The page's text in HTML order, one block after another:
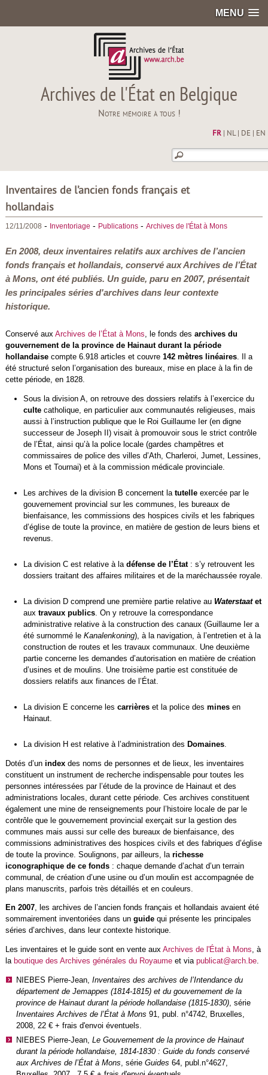
MENU
Archives de l'État en Belgique
Notre mémoire à tous !
FR| NL| DE EN
Inventaires de l’ancien fonds français et
hollandais
12/11/2008 - Inventoriage - Publications- Archives de l'État à Mons
En 2008, deux inventaires relatifs aux archives de l’ancien
fonds français et hollandais, conservé aux Archives de l’État
à Mons, ont été publiés. Un guide, paru en 2007, présentait
les principales séries d'archives dans leur contexte
historique.
Conservé aux Archives de l’État à Mons, le fonds des archives du
gouvernement de la province de Hainaut durant la période
hollandaisecompte 6.918 articles et couvre 142 mètres linéaires. Il a
été structuré selon l’organisation des bureaux, mise en place à la fin de
cette période, en 1828.
Sous la division A, on retrouve des dossiers relatifs à l’exercice du
culte catholique, en particulier aux communautés religieuses, mais
aussi à l’instruction publique que le Roi Guillaume Ier (en digne
successeur de Joseph II) visait à promouvoir sous le strict contrôle
de l’État, ainsi qu’à la police locale (gardes champêtres et
commissaires de police des villes d’Ath, Charleroi, Jumet, Lessines,
Mons et Tournai) et à la commission médicale provinciale.
Les archives de la division B concernent la tutelle exercée par le
gouvernement provincial sur les communes, les bureaux de
bienfaisance, les commissions des hospices civils et les fabriques
d’église de toute la province, en matière de gestion de leurs biens et
revenus.
La division C est relative à la défense de l’État: s’y retrouvent les
dossiers traitant des affaires militaires et de la maréchaussée royale.
La division D comprend une première partie relative au Waterstaatet
aux travaux publics. On y retrouve la correspondance
administrative relative à la construction des canaux (Guillaume Ier a
été surnommé le Kanalenkoning), à la navigation, à l’entretien et à la
construction de routes et les travaux communaux. Une deuxième
partie concerne les demandes d’autorisation en matière de création
d’usines et de moulins. Une troisième partie est constituée de
dossiers relatifs aux finances de l’État.
La division E concerne les carrières et la police des mines en
Hainaut.
La division H est relative à l’administration des Domaines.
Dotés d’un index des noms de personnes et de lieux, les inventaires
constituent un instrument de recherche indispensable pour toutes les
personnes intéressées par l’étude de la province de Hainaut et des
administrations locales, durant cette période. Ces archives constituent
également une mine de renseignements pour l’histoire locale de par le
contrôle que le gouvernement provincial exerçait sur la gestion des
communes mais aussi sur celle des bureaux de bienfaisance, des
commissions administratives des hospices civils et des fabriques d’église
de toute la province. Soulignons, par ailleurs, la richesse
iconographique de ce fonds: chaque demande d’achat d’un terrain
communal, de création d’une usine ou d’un moulin est accompagnée de
plans manuscrits, parfois très détaillés et en couleurs.
En 2007, les archives de l’ancien fonds français et hollandais avaient été
sommairement inventoriées dans un guide qui présente les principales
séries d’archives, dans leur contexte historique.
Les inventaires et le guide sont en vente aux Archives de l'État à Mons, à
la boutique des Archives générales du Royaumeet via publicat@arch.be.
NIEBES Pierre-Jean, Inventaires des archives de l’Intendance du
département de Jemappes (1814-1815) et du gouvernement de la
province de Hainaut durant la période hollandaise (1815-1830), série
Inventaires Archives de l’État à Mons 91, publ. n°4742, Bruxelles,
2008, 22 € + frais d'envoi éventuels.
NIEBES Pierre-Jean, Le Gouvernement de la province de Hainaut
durant la période hollandaise, 1814-1830 : Guide du fonds conservé
aux Archives de l’État à Mons , série Guides 64, publ.n°4627,